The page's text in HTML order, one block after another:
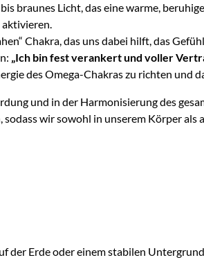
braunes Licht, das eine warme,
aktivieren.
Chakra, das uns dabei hilft, das
„Ich bin fest verankert und voller
des Omega-Chakras zu richten und
und in der Harmonisierung des
wir sowohl in unserem Körper
der Erde oder einem stabilen Untergrund